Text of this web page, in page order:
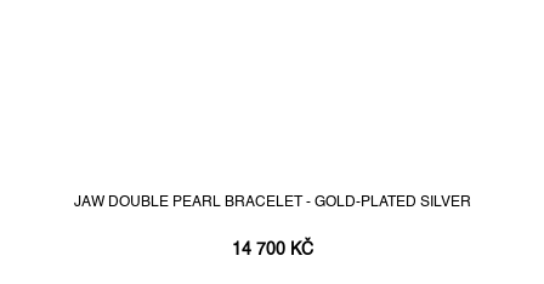
JAW DOUBLE PEARL BRACELET - GOLD-PLATED SILVER
14 700 KČ